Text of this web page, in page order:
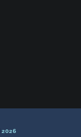
2026